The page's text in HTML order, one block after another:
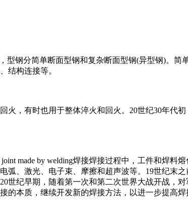
钢分简单断面型钢和复杂断面型钢(异型钢)。简
结构连接等。
，有时也用于整体淬火和回火。20世纪30年代
joint made by welding焊接焊接过程中，工件和焊
、激光、电子束、摩擦和超声波等。19世纪末
世纪早期，随着第一次和第二次世界大战开战，
的本质，继续开发新的焊接方法，以进一步提高焊